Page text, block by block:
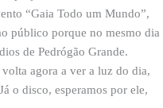
“Gaia Todo um Mundo”,
público porque no mesmo dia
de Pedrógão Grande.
agora a ver a luz do dia,
o disco, esperamos por ele,